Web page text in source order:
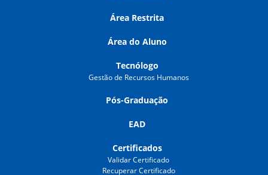
Área Restrita
Área do Aluno
Tecnólogo
Gestão de Recursos Humanos
Pós-Graduação
EAD
Certificados
Validar Certificado
Recuperar Certificado